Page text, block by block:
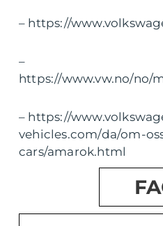
– https://
–
https://www.vw.no/no/
– https://
vehicles.com/da/om-
cars/amarok.html